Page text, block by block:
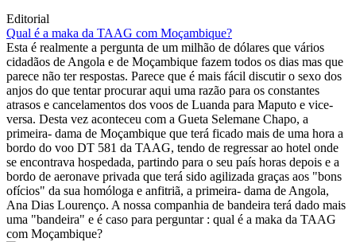
Editorial
Qual é a maka da TAAG com Moçambique?
Esta é realmente a pergunta de um milhão de dólares que vários
cidadãos de Angola e de Moçambique fazem todos os dias mas que
parece não ter respostas. Parece que é mais fácil discutir o sexo dos
anjos do que tentar procurar aqui uma razão para os constantes
atrasos e cancelamentos dos voos de Luanda para Maputo e vice-
versa. Desta vez aconteceu com a Gueta Selemane Chapo, a
primeira- dama de Moçambique que terá ficado mais de uma hora a
bordo do voo DT 581 da TAAG, tendo de regressar ao hotel onde
se encontrava hospedada, partindo para o seu país horas depois e a
bordo de aeronave privada que terá sido agilizada graças aos "bons
ofícios" da sua homóloga e anfitriã, a primeira- dama de Angola,
Ana Dias Lourenço. A nossa companhia de bandeira terá dado mais
uma "bandeira" e é caso para perguntar : qual é a maka da TAAG
com Moçambique?